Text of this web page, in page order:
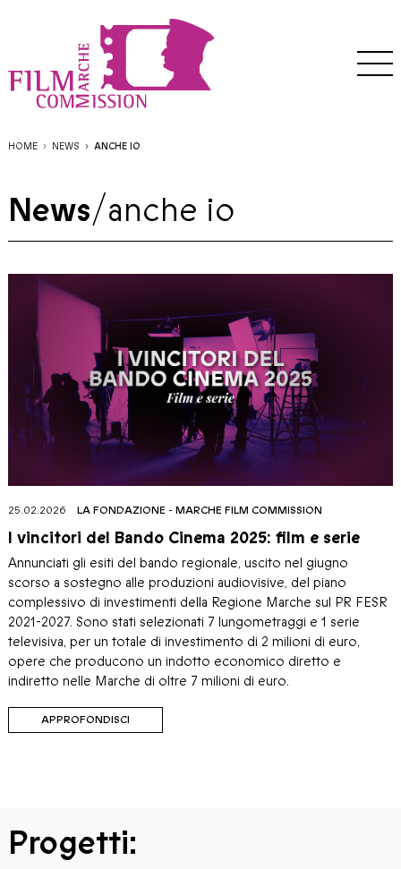
HOME NEWS ANCHE IO
News/anche io
25.02.2026 LA FONDAZIONE - MARCHE FILM COMMISSION
I vincitori del Bando Cinema 2025: film e serie
Annunciati gli esiti del bando regionale, uscito nel giugno
scorso a sostegno alle produzioni audiovisive, del piano
complessivo di investimenti della Regione Marche sul PR FESR
2021-2027. Sono stati selezionati 7 lungometraggi e 1 serie
televisiva, per un totale di investimento di 2 milioni di euro,
opere che producono un indotto economico diretto e
indiretto nelle Marche di oltre 7 milioni di euro.
APPROFONDISCI
Progetti: